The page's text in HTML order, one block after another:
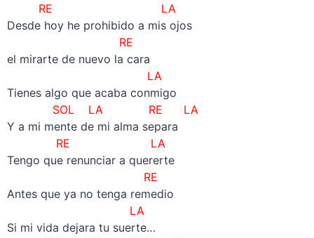
RE LA
Desde hoy he prohibido a mis ojos
RE
el mirarte de nuevo la cara
LA
Tienes algo que acaba conmigo
SOL LA RE LA
Y a mi mente de mi alma separa
RE LA
Tengo que renunciar a quererte
RE
Antes que ya no tenga remedio
LA
Si mi vida dejara tu suerte…